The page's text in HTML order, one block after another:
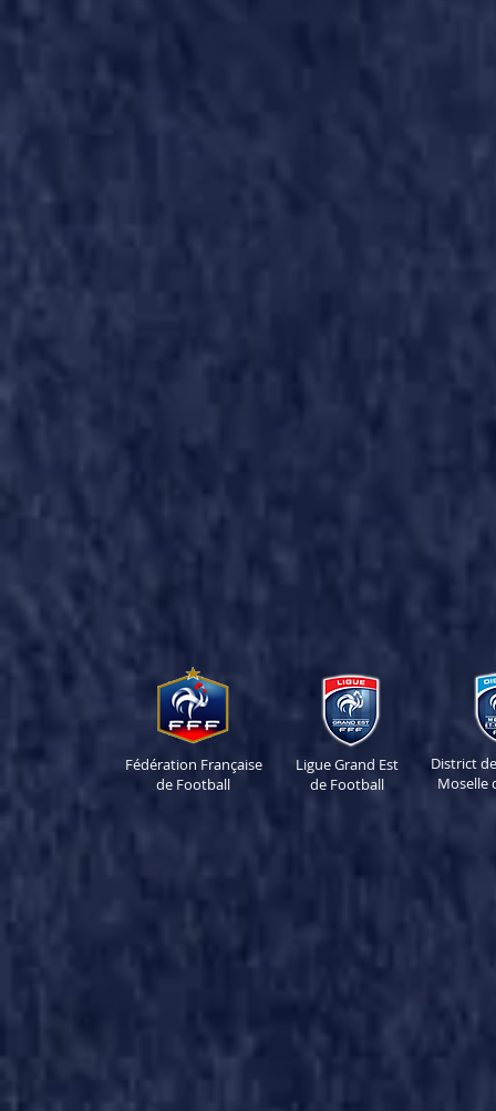
Fédération Française
de Football
Ligue Grand Est
de Football
District
Moselle